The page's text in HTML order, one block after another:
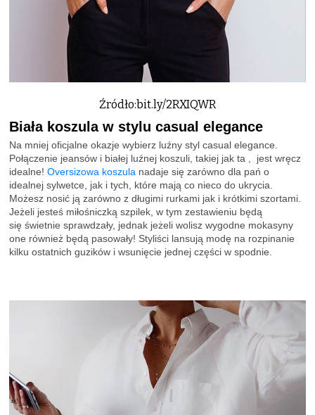
Źródło:bit.ly/2RXIQWR
Biała koszula w stylu casual elegance
Na mniej oficjalne okazje wybierz luźny styl casual elegance.
Połączenie jeansów i białej luźnej koszuli, takiej jak ta , jest wręcz
idealne! Oversizowa koszula nadaje się zarówno dla pań o
idealnej sylwetce, jak i tych, które mają co nieco do ukrycia.
Możesz nosić ją zarówno z długimi rurkami jak i krótkimi szortami.
Jeżeli jesteś miłośniczką szpilek, w tym zestawieniu będą
się świetnie sprawdzały, jednak jeżeli wolisz wygodne mokasyny
one również będą pasowały! Styliści lansują modę na rozpinanie
kilku ostatnich guzików i wsunięcie jednej części w spodnie.